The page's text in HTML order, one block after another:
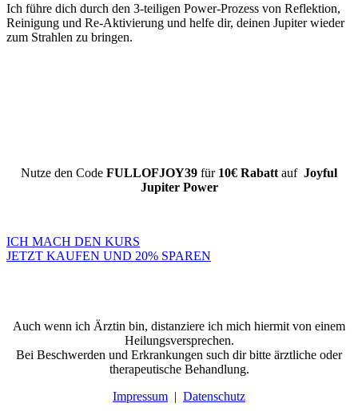
Ich führe dich durch den 3-teiligen Power-Prozess von Reflektion,
Reinigung und Re-Aktivierung und helfe dir, deinen Jupiter wieder
zum Strahlen zu bringen.
Nutze den Code FULLOFJOY39 für10€ Rabatt auf Joyful
Jupiter Power
ICH MACH DEN KURS
JETZT KAUFEN UND 20% SPAREN
Auch wenn ich Ärztin bin, distanziere ich mich hiermit von einem
Heilungsversprechen.
Bei Beschwerden und Erkrankungen such dir bitte ärztliche oder
therapeutische Behandlung.
Impressum | Datenschutz